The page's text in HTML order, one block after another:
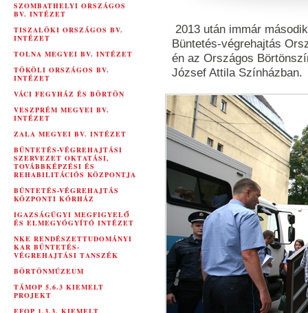
SZOMBATHELYI ORSZÁGOS
BV. INTÉZET
TISZALÖKI ORSZÁGOS BV.
INTÉZET
TOLNA MEGYEI BV. INTÉZET
TÖKÖLI ORSZÁGOS BV.
INTÉZET
VÁCI FEGYHÁZ ÉS BÖRTÖN
VESZPRÉM MEGYEI BV.
INTÉZET
ZALA MEGYEI BV. INTÉZET
BÜNTETÉS-VÉGREHAJTÁSI
SZERVEZET OKTATÁSI,
TOVÁBBKÉPZÉSI ÉS
REHABILITÁCIÓS KÖZPONTJA
BÜNTETÉS-VÉGREHAJTÁS
KÖZPONTI KÓRHÁZ
IGAZSÁGÜGYI MEGFIGYELŐ
ÉS ELMEGYÓGYÍTÓ INTÉZET
NKE RENDÉSZETTUDOMÁNYI
KAR BÜNTETÉS-
VÉGREHAJTÁSI TANSZÉK
BÖRTÖNMÚZEUM
TÁMOP 5.6.3 KIEMELT
PROJEKT
EFOP 1.3.3. KIEMELT
2013 után immár
Büntetés-végrehajtás
én az Országos
József Attila Színházban.